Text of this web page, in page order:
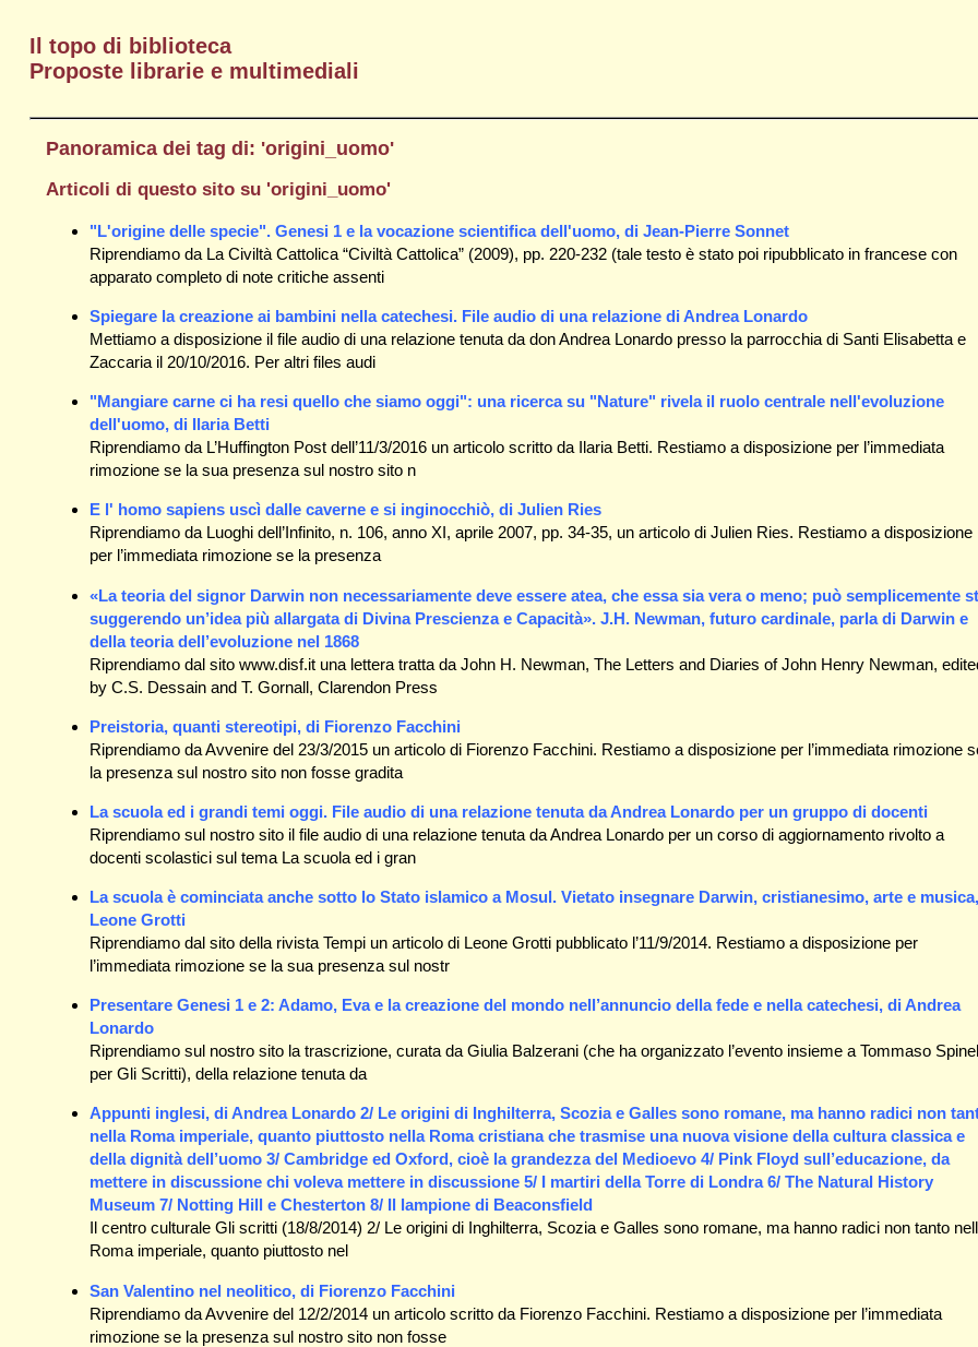
Il topo di biblioteca
Proposte librarie e multimediali
Panoramica dei tag di: 'origini_uomo'
Articoli di questo sito su 'origini_uomo'
"L'origine delle specie". Genesi 1 e la vocazione scientifica dell'uomo, di Jean-Pierre Sonnet
Riprendiamo da La Civiltà Cattolica “Civiltà Cattolica” (2009), pp. 220-232 (tale testo è stato poi ripubblicato in francese con
apparato completo di note critiche assenti
Spiegare la creazione ai bambini nella catechesi. File audio di una relazione di Andrea Lonardo
Mettiamo a disposizione il file audio di una relazione tenuta da don Andrea Lonardo presso la parrocchia di Santi Elisabetta e
Zaccaria il 20/10/2016. Per altri files audi
"Mangiare carne ci ha resi quello che siamo oggi": una ricerca su "Nature" rivela il ruolo centrale nell'evoluzione
dell'uomo, di Ilaria Betti
Riprendiamo da L’Huffington Post dell’11/3/2016 un articolo scritto da Ilaria Betti. Restiamo a disposizione per l’immediata
rimozione se la sua presenza sul nostro sito n
E l' homo sapiens uscì dalle caverne e si inginocchiò, di Julien Ries
Riprendiamo da Luoghi dell’Infinito, n. 106, anno XI, aprile 2007, pp. 34-35, un articolo di Julien Ries. Restiamo a disposizione
per l’immediata rimozione se la presenza
«La teoria del signor Darwin non necessariamente deve essere atea, che essa sia vera o meno; può semplicemente
suggerendo un’idea più allargata di Divina Prescienza e Capacità». J.H. Newman, futuro cardinale, parla di Darwin e
della teoria dell’evoluzione nel 1868
Riprendiamo dal sito www.disf.it una lettera tratta da John H. Newman, The Letters and Diaries of John Henry Newman,
by C.S. Dessain and T. Gornall, Clarendon Press
Preistoria, quanti stereotipi, di Fiorenzo Facchini
Riprendiamo da Avvenire del 23/3/2015 un articolo di Fiorenzo Facchini. Restiamo a disposizione per l’immediata rimozione
la presenza sul nostro sito non fosse gradita
La scuola ed i grandi temi oggi. File audio di una relazione tenuta da Andrea Lonardo per un gruppo di docenti
Riprendiamo sul nostro sito il file audio di una relazione tenuta da Andrea Lonardo per un corso di aggiornamento rivolto a
docenti scolastici sul tema La scuola ed i gran
La scuola è cominciata anche sotto lo Stato islamico a Mosul. Vietato insegnare Darwin, cristianesimo, arte e
Leone Grotti
Riprendiamo dal sito della rivista Tempi un articolo di Leone Grotti pubblicato l’11/9/2014. Restiamo a disposizione per
l’immediata rimozione se la sua presenza sul nostr
Presentare Genesi 1 e 2: Adamo, Eva e la creazione del mondo nell’annuncio della fede e nella catechesi, di Andrea
Lonardo
Riprendiamo sul nostro sito la trascrizione, curata da Giulia Balzerani (che ha organizzato l’evento insieme a Tommaso
per Gli Scritti), della relazione tenuta da
Appunti inglesi, di Andrea Lonardo 2/ Le origini di Inghilterra, Scozia e Galles sono romane, ma hanno radici non
nella Roma imperiale, quanto piuttosto nella Roma cristiana che trasmise una nuova visione della cultura classica e
della dignità dell’uomo 3/ Cambridge ed Oxford, cioè la grandezza del Medioevo 4/ Pink Floyd sull’educazione, da
mettere in discussione chi voleva mettere in discussione 5/ I martiri della Torre di Londra 6/ The Natural History
Museum 7/ Notting Hill e Chesterton 8/ Il lampione di Beaconsfield
Il centro culturale Gli scritti (18/8/2014) 2/ Le origini di Inghilterra, Scozia e Galles sono romane, ma hanno radici non tanto
Roma imperiale, quanto piuttosto nel
San Valentino nel neolitico, di Fiorenzo Facchini
Riprendiamo da Avvenire del 12/2/2014 un articolo scritto da Fiorenzo Facchini. Restiamo a disposizione per l’immediata
rimozione se la presenza sul nostro sito non fosse